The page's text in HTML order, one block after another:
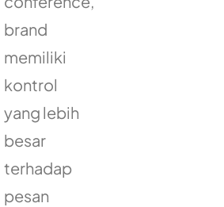
brand
memiliki
kontrol
yang lebih
besar
terhadap
pesan